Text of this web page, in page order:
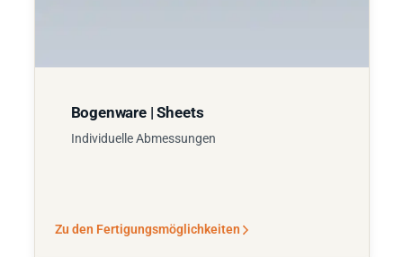
Bogenware | Sheets
Individuelle Abmessungen
Zu den Fertigungsmöglichkeiten